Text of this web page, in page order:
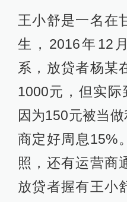
王小舒是一名在
生，2016年12
系，放贷者杨某
1000元，但实际
因为150元被当
商定好周息15%
照，还有运营商
放贷者握有王小